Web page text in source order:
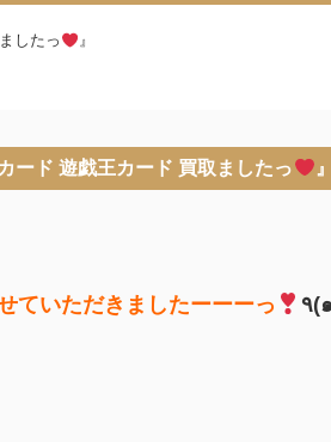
したっ 』
ード 遊戯王カード 買取ましたっ 』
ていただきましたーーーっ
٩(๑´✪∀✪๑)۶ﾜｰｲﾜ